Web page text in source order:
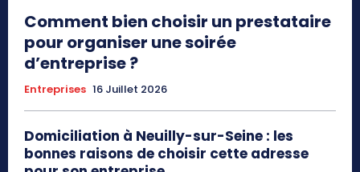
Comment bien choisir un prestataire
pour organiser une soirée
d’entreprise ?
Entreprises 16 Juillet 2026
Domiciliation à Neuilly-sur-Seine : les
bonnes raisons de choisir cette adresse